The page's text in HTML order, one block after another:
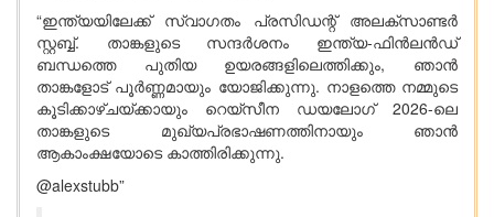
“ഇന്ത്യയിലേക്ക് സ്വാഗതം പ്രസിഡന്റ് അലക്സാണ്ടർ
സ്റ്റബ്ബ്. താങ്കളുടെ സന്ദർശനം ഇന്ത്യ-ഫിൻലൻഡ്
ബന്ധത്തെ പുതിയ ഉയരങ്ങളിലെത്തിക്കും, ഞാൻ
താങ്കളോട് പൂർണ്ണമായും യോജിക്കുന്നു. നാളത്തെ നമ്മുടെ
കൂടിക്കാഴ്ചയ്ക്കായും റെയ്സീന ഡയലോഗ് 2026-ലെ
താങ്കളുടെ മുഖ്യപ്രഭാഷണത്തിനായും ഞാൻ
ആകാംക്ഷയോടെ കാത്തിരിക്കുന്നു.
@alexstubb”